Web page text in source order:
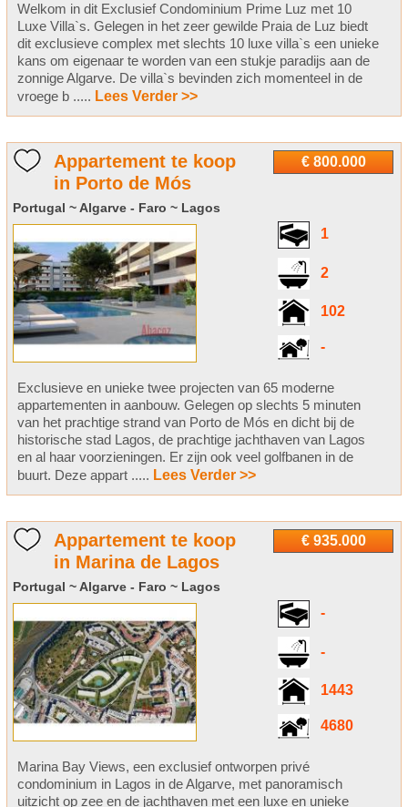
Welkom in dit Exclusief Condominium Prime Luz met 10
Luxe Villa`s. Gelegen in het zeer gewilde Praia de Luz biedt
dit exclusieve complex met slechts 10 luxe villa`s een unieke
kans om eigenaar te worden van een stukje paradijs aan de
zonnige Algarve. De villa`s bevinden zich momenteel in de
vroege b ..... Lees Verder >>
€ 800.000
Appartement te koop
in Porto de Mós
Portugal ~ Algarve - Faro ~ Lagos
1
2
102
-
Exclusieve en unieke twee projecten van 65 moderne
appartementen in aanbouw. Gelegen op slechts 5 minuten
van het prachtige strand van Porto de Mós en dicht bij de
historische stad Lagos, de prachtige jachthaven van Lagos
en al haar voorzieningen. Er zijn ook veel golfbanen in de
buurt. Deze appart ..... Lees Verder >>
€ 935.000
Appartement te koop
in Marina de Lagos
Portugal ~ Algarve - Faro ~ Lagos
-
-
1443
4680
Marina Bay Views, een exclusief ontworpen privé
condominium in Lagos in de Algarve, met panoramisch
uitzicht op zee en de jachthaven met een luxe en unieke